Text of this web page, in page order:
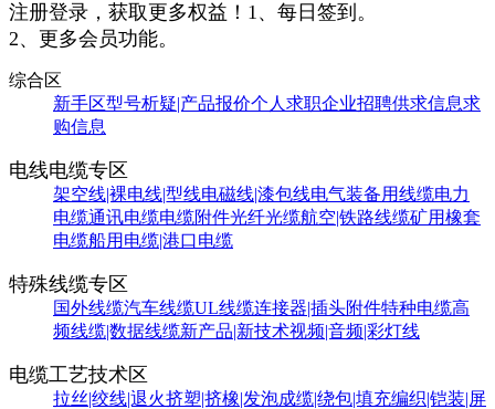
注册登录，获取更多权益！ 1、每日签到。
2、更多会员功能。
综合区
新手区型号析疑|产品报价个人求职企业招聘供求信息求
购信息
电线电缆专区
架空线|裸电线|型线电磁线|漆包线电气装备用线缆电力
电缆通讯电缆电缆附件光纤光缆航空|铁路线缆矿用橡套
电缆船用电缆|港口电缆
特殊线缆专区
国外线缆汽车线缆UL线缆连接器|插头附件特种电缆高
频线缆|数据线缆新产品|新技术视频|音频|彩灯线
电缆工艺技术区
拉丝|绞线|退火挤塑|挤橡|发泡成缆|绕包|填充编织|铠装|屏